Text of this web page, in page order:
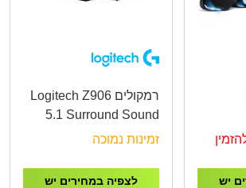
יש
רמקולים Logitech Z906
5.1 Surround Sound
Speaker System
זמינות נמוכה
לצפיה במחירים יש